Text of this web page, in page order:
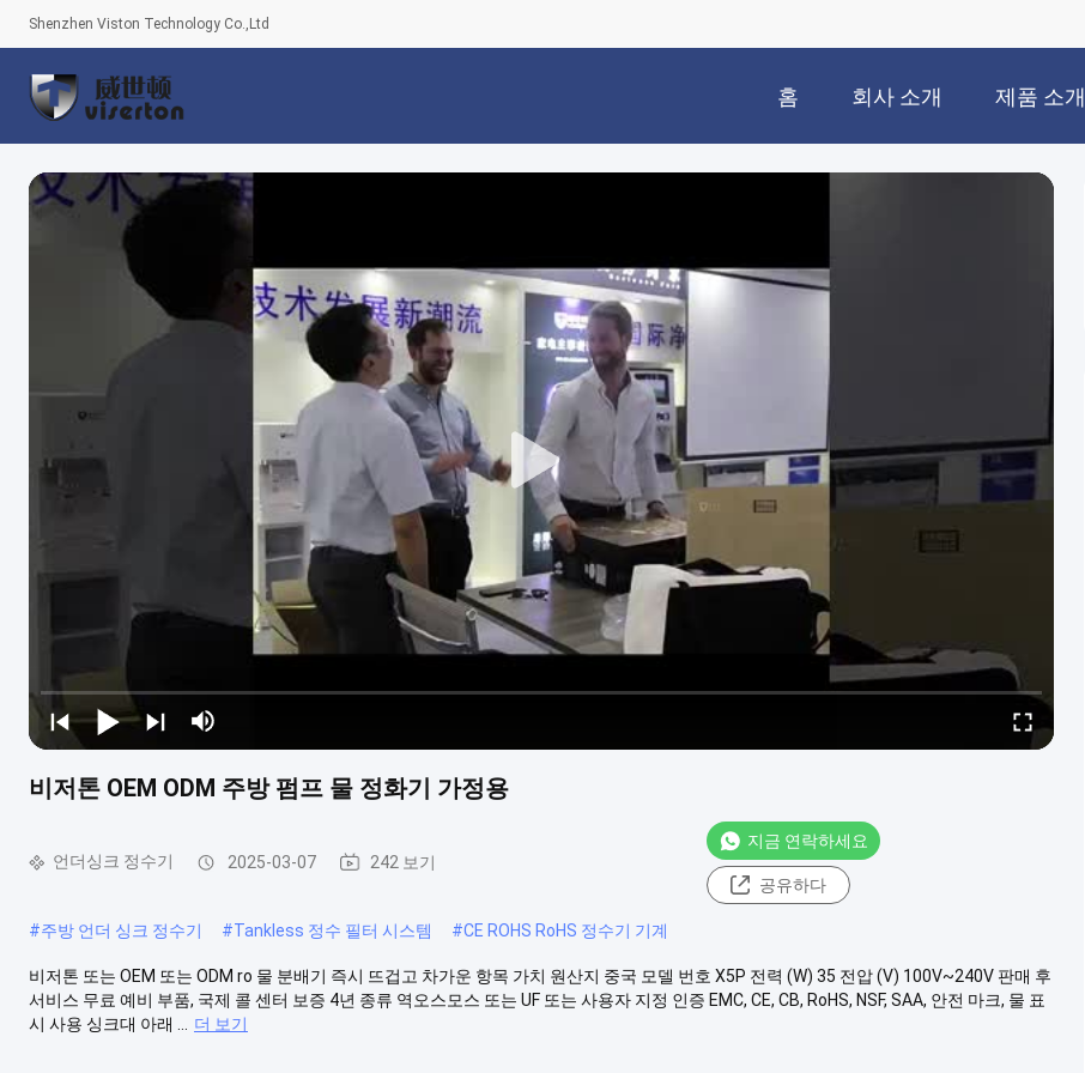
Shenzhen Viston Technology Co.,Ltd
홈 회사 소개 제품 소개
비저톤 OEM ODM 주방 펌프 물 정화기 가정용
언더싱크 정수기 2025-03-07 242 보기
지금 연락하세요
공유하다
#주방 언더 싱크 정수기 #Tankless 정수 필터 시스템 #CE ROHS RoHS 정수기 기계
비저톤 또는 OEM 또는 ODM ro 물 분배기 즉시 뜨겁고 차가운 항목 가치 원산지 중국 모델 번호 X5P 전력 (W) 35 전압 (V) 100V~240V 판매 후
서비스 무료 예비 부품, 국제 콜 센터 보증 4년 종류 역오스모스 또는 UF 또는 사용자 지정 인증 EMC, CE, CB, RoHS, NSF, SAA, 안전 마크, 물 표
시 사용 싱크대 아래 ...
더 보기